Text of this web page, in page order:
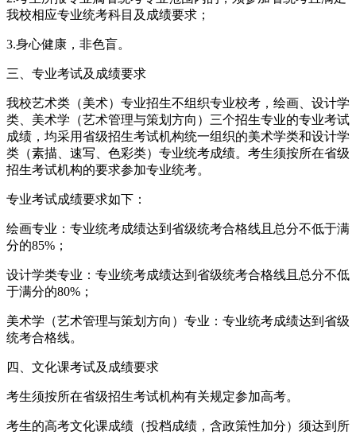
我校相应专业统考科目及成绩要求；
3.身心健康，非色盲。
三、专业考试及成绩要求
我校艺术类（美术）专业招生不组织专业校考，绘画、设计学
类、美术学（艺术管理与策划方向）三个招生专业的专业考试
成绩，均采用省级招生考试机构统一组织的美术学类和设计学
类（素描、速写、色彩类）专业统考成绩。考生须按所在省级
招生考试机构的要求参加专业统考。
专业考试成绩要求如下：
绘画专业：专业统考成绩达到省级统考合格线且总分不低于满
分的85%；
设计学类专业：专业统考成绩达到省级统考合格线且总分不低
于满分的80%；
美术学（艺术管理与策划方向）专业：专业统考成绩达到省级
统考合格线。
四、文化课考试及成绩要求
考生须按所在省级招生考试机构有关规定参加高考。
考生的高考文化课成绩（投档成绩，含政策性加分）须达到所